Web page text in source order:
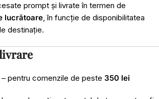
prompt și livrate în termen de
lucrătoare, în funcție de disponibilitatea
destinație.
– pentru comenzile de peste 350 lei